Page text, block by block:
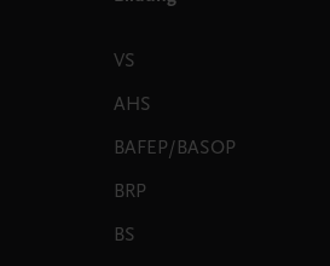
VS
AHS
BAFEP/BASOP
BRP
BS